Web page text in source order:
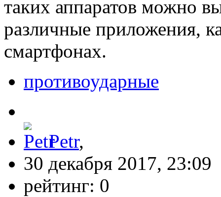
таких аппаратов можно
различные приложения,
смартфонах.
противоударные
Petr,
30 декабря 2017, 23:09
рейтинг: 0